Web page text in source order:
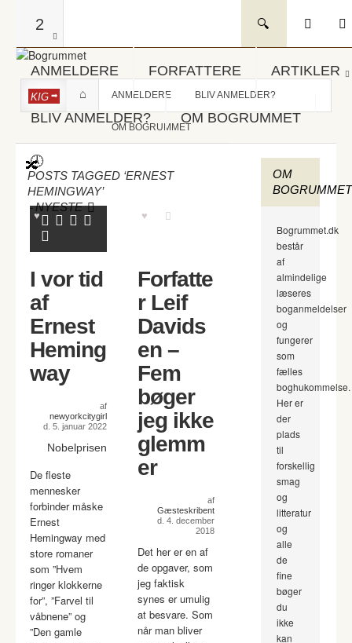
2
ANMELDERE FORFATTERE ARTIKLER
BLIV ANMELDER? OM BOGRUMMET
KIG ANMELDERE BLIV ANMELDER?
OM BOGRUMMET
POSTS TAGGED ‘ERNEST
HEMINGWAY’
-NYESTE
I vor tid
af
Ernest
Heming
way
af
newyorkcitygirl
d. 5. januar 2022
Nobelprisen
De fleste
mennesker
forbinder måske
Ernest
Hemingway med
store romaner
som ”Hvem
ringer klokkerne
for”, ”Farvel til
våbnene” og
”Den gamle
Forfatte
r Leif
Davids
en –
Fem
bøger
jeg ikke
glemm
er
af
Gæsteskribent
d. 4. december
2018
Det her er en af
de opgaver, som
jeg faktisk
synes er umulig
at besvare. Som
når man bliver
OM
BOGRUMMET
Bogrummet.dk
består
af
almindelige
læseres
boganmeldelser
og
fungerer
som
fælles
boghukommelse.
Her er
der
plads
til
forskellig
smag
og
litteratur
og
alle
de
fine
bøger
du
ikke
kan